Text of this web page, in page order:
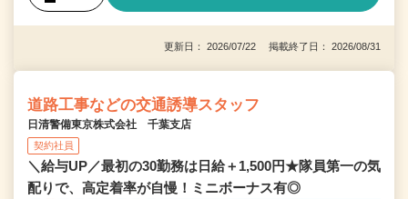
更新日： 2026/07/22 掲載終了日： 2026/08/31
道路工事などの交通誘導スタッフ
日清警備東京株式会社 千葉支店
契約社員
＼給与UP／最初の30勤務は日給＋1,500円★隊員第一の気
配りで、高定着率が自慢！ミニボーナス有◎